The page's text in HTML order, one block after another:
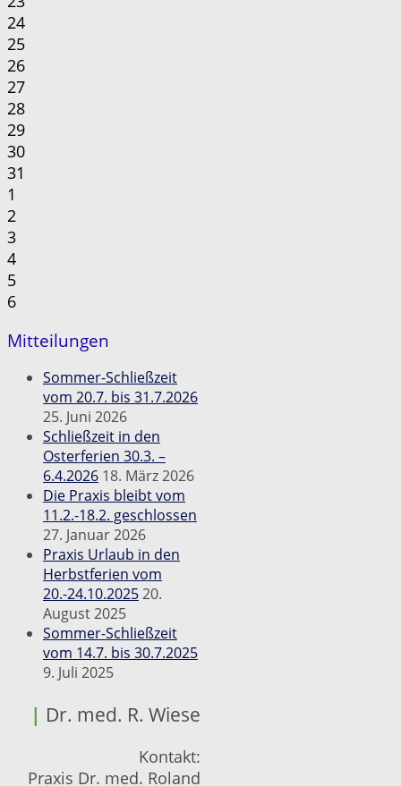
24
25
26
27
28
29
30
31
1
2
3
4
5
6
Mitteilungen
Sommer-Schließzeit
vom 20.7. bis 31.7.2026
25. Juni 2026
Schließzeit in den
Osterferien 30.3. –
6.4.2026 18. März 2026
Die Praxis bleibt vom
11.2.-18.2. geschlossen
27. Januar 2026
Praxis Urlaub in den
Herbstferien vom
20.-24.10.202520.
August 2025
Sommer-Schließzeit
vom 14.7. bis 30.7.2025
9. Juli 2025
| Dr. med. R. Wiese
Kontakt:
Praxis Dr. med. Roland